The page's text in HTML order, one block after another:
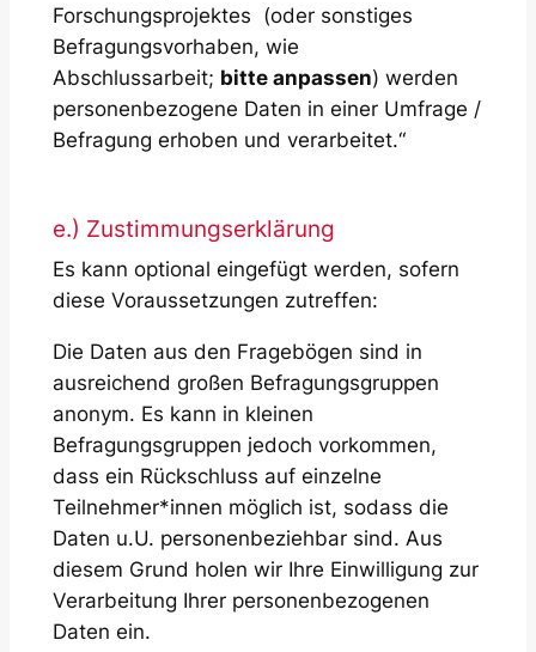
Forschungsprojektes (oder sonstiges
Befragungsvorhaben, wie
Abschlussarbeit; bitte anpassen) werden
personenbezogene Daten in einer Umfrage /
Befragung erhoben und verarbeitet.“
e.) Zustimmungserklärung
Es kann optional eingefügt werden, sofern
diese Voraussetzungen zutreffen:
Die Daten aus den Fragebögen sind in
ausreichend großen Befragungsgruppen
anonym. Es kann in kleinen
Befragungsgruppen jedoch vorkommen,
dass ein Rückschluss auf einzelne
Teilnehmer*innen möglich ist, sodass die
Daten u.U. personenbeziehbar sind. Aus
diesem Grund holen wir Ihre Einwilligung zur
Verarbeitung Ihrer personenbezogenen
Daten ein.